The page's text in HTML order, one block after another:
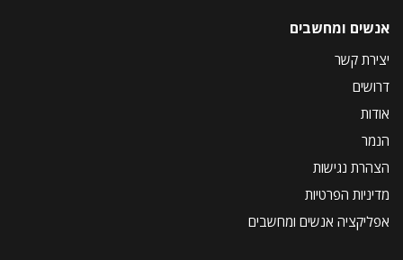
אנשים ומחשבים
יצירת קשר
דרושים
אודות
הנמר
הצהרת נגישות
מדיניות הפרטיות
אפליקציה אנשים ומחשבים